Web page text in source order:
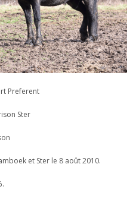
Preferent
Ster
et Ster le 8 août 2010.